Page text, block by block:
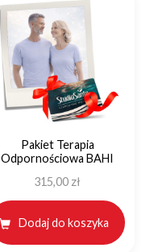
Pakiet Terapia
Odpornościowa BAHI
315,00 zł
Dodaj do koszyka